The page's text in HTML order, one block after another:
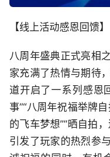
【线上活动感恩回馈】
八周年盛典正式亮相
家充满了热情与期待
道开启了一系列感恩
事”“八周年祝福举牌
的飞车梦想”“晒自拍
引发了玩家的热烈参